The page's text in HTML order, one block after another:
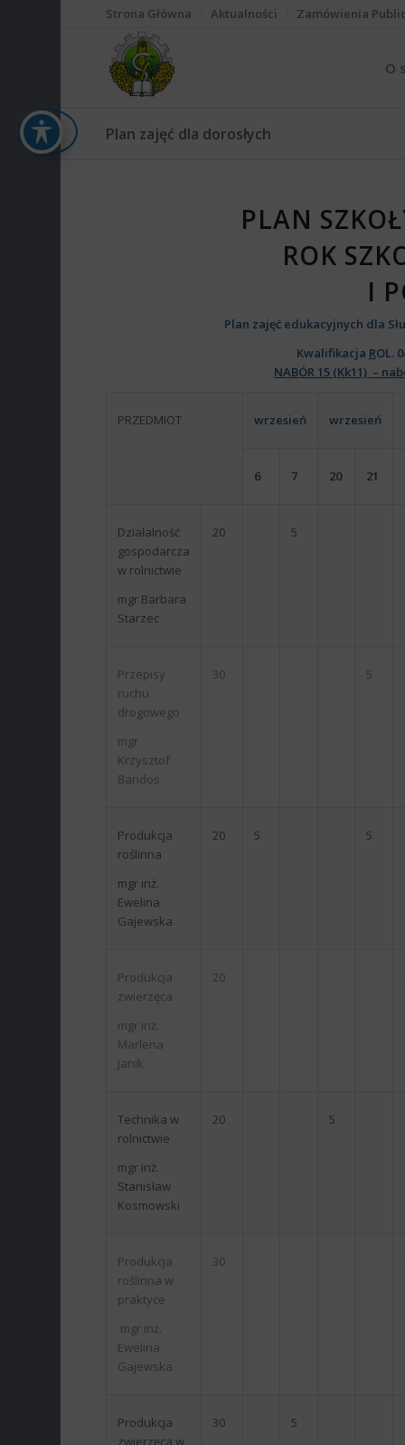
Strona Główna Aktualności Zamówienia
O
Plan zajęć dla dorosłych
PLAN
ROK
I
Plan zajęć edukacyjnych dla
Kwalifikacja ROL.
NABÓR 15 (Kk11) –
PRZEDMIOT wrzesień wrzesień
6 7 20 21
Działalność
gospodarcza
w rolnictwie
mgr Barbara
Starzec
20 5
Przepisy
ruchu
drogowego
mgr
Krzysztof
Bandos
30 5
Produkcja
roślinna
mgr inż.
Ewelina
Gajewska
20 5 5
Produkcja
zwierzęca
mgr inż.
Marlena
Janik
20
Technika w
rolnictwie
mgr inż.
Stanisław
Kosmowski
20 5
Produkcja
roślinna w
praktyce
mgr inż.
Ewelina
Gajewska
30
Produkcja
zwierzęca w
30 5